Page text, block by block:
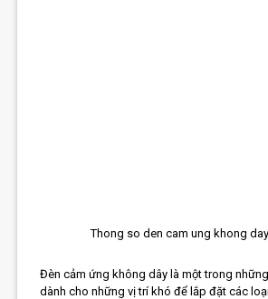
Thong so den cam ung khong
Đèn cảm ứng không dây là một trong
dành cho những vị trí khó để lắp đặt các